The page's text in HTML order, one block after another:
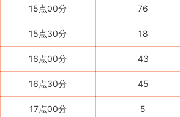
15点00分 76
15点30分 18
16点00分 43
16点30分 45
17点00分 5